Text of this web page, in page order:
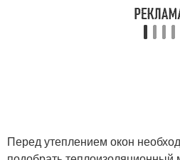
Перед утеплением окон